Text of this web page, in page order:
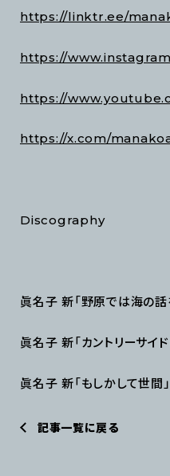
https://linktr.ee/
https://
https://
https://x.com/
Discography
眞名子 新「野原では海の
眞名子 新「カントリーサイ
眞名子 新「もしかして世間
記事一覧に戻る